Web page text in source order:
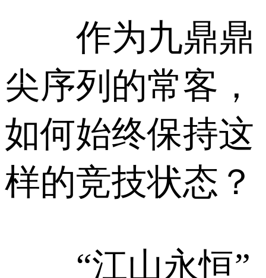
作为九鼎鼎
尖序列的常客，
如何始终保持这
样的竞技状态？‍‍‍‍‍‍‍‍‍‍‍‍‍‍
“江山永恒”